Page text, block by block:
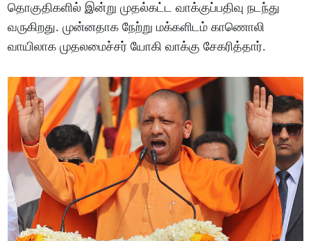
தொகுதிகளில் இன்று முதல்கட்ட வாக்குப்பதிவு நடந்து
வருகிறது. முன்னதாக நேற்று மக்களிடம் காணொலி
வாயிலாக முதலமைச்சர் யோகி வாக்கு சேகரித்தார்.